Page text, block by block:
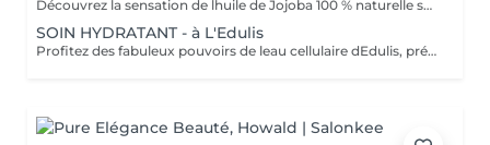
Découvrez la sensation de lhuile de Jojoba 100 % naturelle sur votre peau. Nourrie, votre peau retrouve tout son confort. Libéré de ses tensions grâce aux mains habiles de notre esthéticienne, votre visage est détendu. Bénéfices : Nourrie, votre peau retrouve tout son confort.
SOIN HYDRATANT - à L'Edulis
Profitez des fabuleux pouvoirs de leau cellulaire dEdulis, précieuse source dhydratation continue. Après la brumisation du Sérum concentré en eau cellulaire, le Masque Crème ressourçant se transforme en une texture soyeuse qui fond sur votre peau sous le délicat modelage de notre esthéticienne. Bénéfices : Gorgée deau, votre peau retrouve douceur, souplesse et éclat. Retrouvez le confort dune peau hydratée en continu.